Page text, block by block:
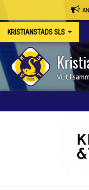
KRISTIANSTADS SLS
Vi,